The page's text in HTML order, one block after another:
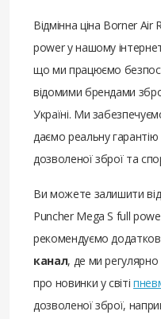
Відмінна ціна Borner
power у нашому
що ми працюємо
відомими брендами
Україні. Ми
даємо реальну
дозволеної зброї та
Ви можете залишити
Puncher Mega S full
рекомендуємо
канал, де ми регулярно
про новинки у світі
дозволеної зброї,